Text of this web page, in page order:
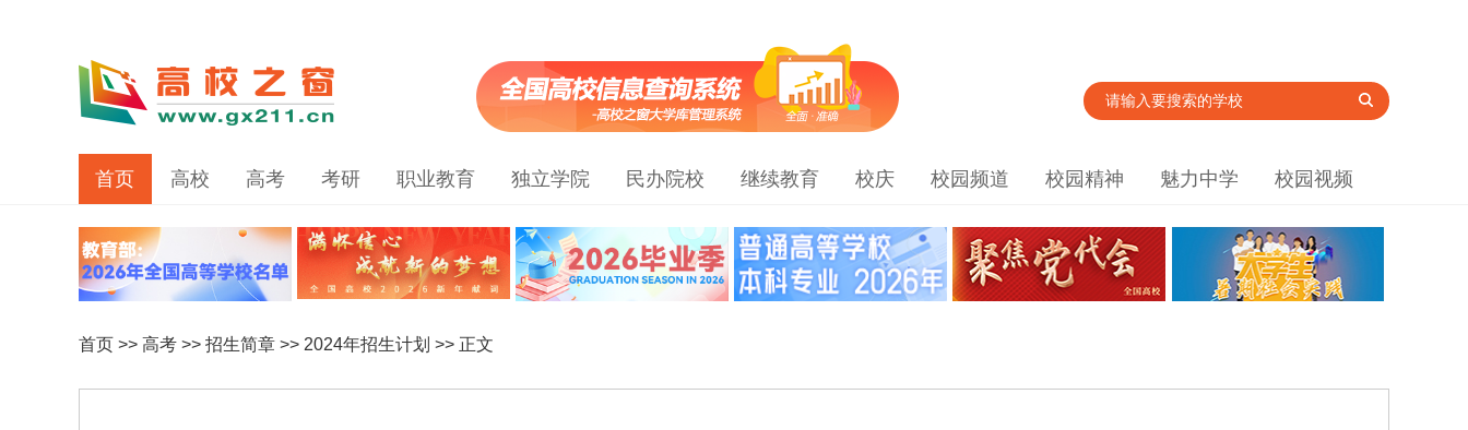
首页 高校 高考 考研 职业教育 独立学院 民办院校 继续教育 校庆 校园频道 校园精神 魅力中学 校园视频
首页 >> 高考 >> 招生简章 >> 2024年招生计划 >> 正文